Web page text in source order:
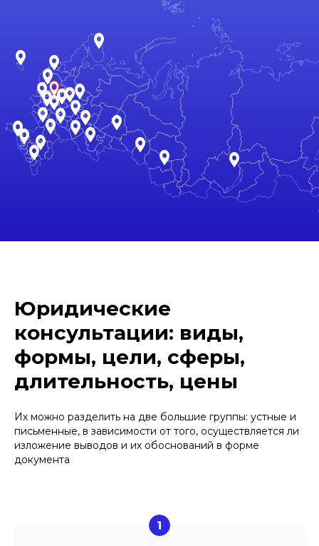
Юридические
консультации: виды,
формы, цели, сферы,
длительность, цены
Их можно разделить на две большие группы: устные и
письменные, в зависимости от того, осуществляется ли
изложение выводов и их обоснований в форме
документа